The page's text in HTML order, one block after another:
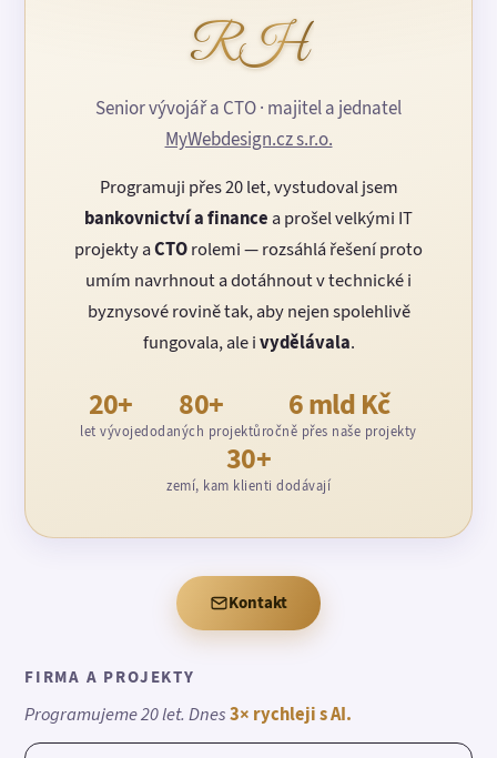
RH
Senior vývojář a CTO · majitel a jednatel
MyWebdesign.cz s.r.o.
Programuji přes 20 let, vystudoval jsem
bankovnictví a finance a prošel velkými IT
projekty aCTOrolemi — rozsáhlá řešení proto
umím navrhnout a dotáhnout v technické i
byznysové rovině tak, aby nejen spolehlivě
fungovala, ale ivydělávala.
20+
let vývoje
80+
dodaných projektů
6 mld Kč
ročně přes naše projekty
30+
zemí, kam klienti dodávají
Kontakt
FIRMA A PROJEKTY
Programujeme 20 let. Dnes3× rychleji s AI.